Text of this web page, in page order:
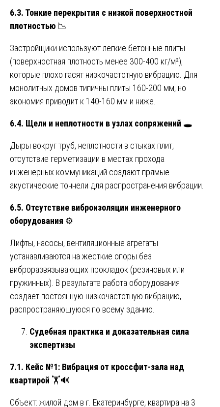
6.3. Тонкие перекрытия с низкой поверхностной
плотностью 📉
Застройщики используют легкие бетонные плиты
(поверхностная плотность менее 300-400 кг/м²),
которые плохо гасят низкочастотную вибрацию. Для
монолитных домов типичны плиты 160-200 мм, но
экономия приводит к 140-160 мм и ниже.
6.4. Щели и неплотности в узлах сопряжений 🕳️
Дыры вокруг труб, неплотности в стыках плит,
отсутствие герметизации в местах прохода
инженерных коммуникаций создают прямые
акустические тоннели для распространения вибрации.
6.5. Отсутствие виброизоляции инженерного
оборудования ⚙️
Лифты, насосы, вентиляционные агрегаты
устанавливаются на жесткие опоры без
виброразвязывающих прокладок (резиновых или
пружинных). В результате работа оборудования
создает постоянную низкочастотную вибрацию,
распространяющуюся по всему зданию.
Судебная практика и доказательная сила
экспертизы
7.1. Кейс №1: Вибрация от кроссфит-зала над
квартирой 🏋️🔊
Объект: жилой дом в г. Екатеринбурге, квартира на 3